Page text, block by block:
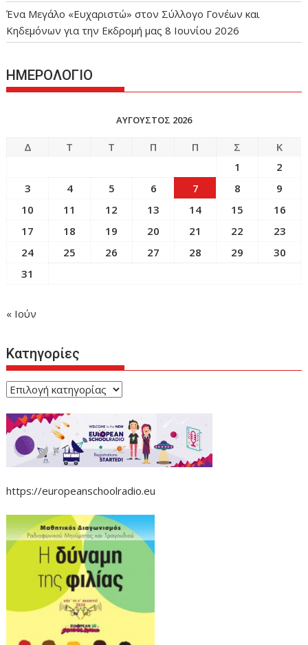
Ένα Μεγάλο «Ευχαριστώ» στον Σύλλογο Γονέων και
Κηδεμόνων για την Εκδρομή μας 8 Ιουνίου 2026
ΗΜΕΡΟΛΟΓΙΟ
ΑΎΓΟΥΣΤΟΣ 2026
Δ Τ Τ Π Π Σ
Κ
1
2
3
4 5 6 7 8
9
10
11 12 13 14 15
16
17
18 19 20 21 22
23
24
25 26 27 28 29
30
31
« Ιούν
Κατηγορίες
Κατηγορίες
https://europeanschoolradio.eu